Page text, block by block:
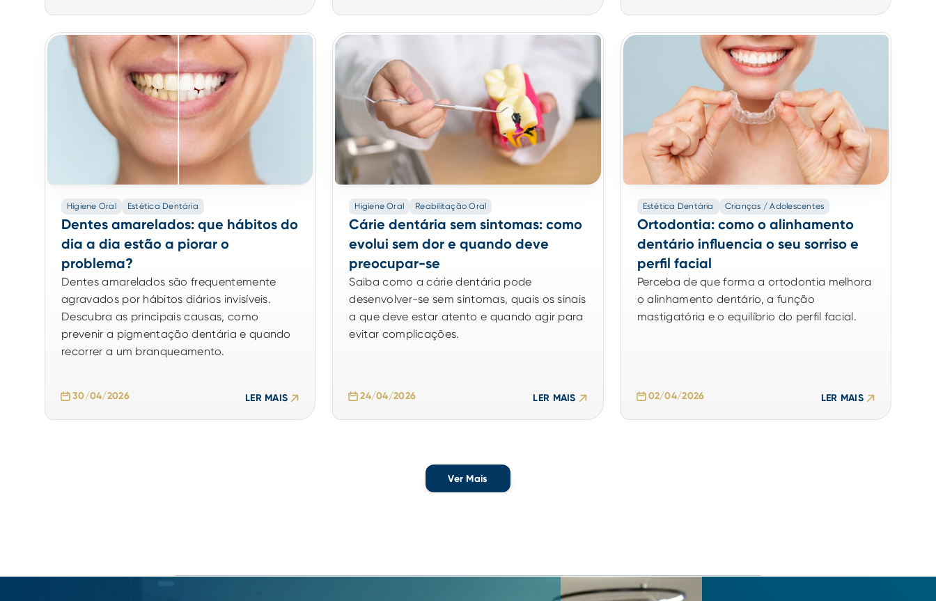
Higiene Oral Estética Dentária
Dentes amarelados: que hábitos do
dia a dia estão a piorar o
problema?
Dentes amarelados são frequentemente
agravados por hábitos diários invisíveis.
Descubra as principais causas, como
prevenir a pigmentação dentária e quando
recorrer a um branqueamento.
30/04/2026 LER MAIS
Higiene Oral Reabilitação Oral
Cárie dentária sem sintomas: como
evolui sem dor e quando deve
preocupar-se
Saiba como a cárie dentária pode
desenvolver-se sem sintomas, quais os sinais
a que deve estar atento e quando agir para
evitar complicações.
24/04/2026 LER MAIS
Estética Dentária Crianças / Adolescentes
Ortodontia: como o alinhamento
dentário influencia o seu sorriso e
perfil facial
Perceba de que forma a ortodontia melhora
o alinhamento dentário, a função
02/04/2026 LER MAIS
Ver Mais